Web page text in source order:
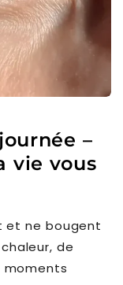
–
vie vous
et ne bougent
de
moments